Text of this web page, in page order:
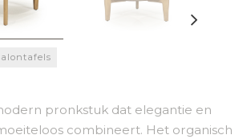
pronkstuk dat elegantie en
combineert. Het organisch